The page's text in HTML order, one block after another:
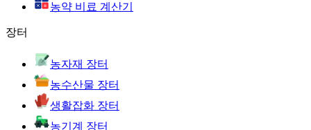
농약 비료 계산기
장터
농자재 장터
농수산물 장터
생활잡화 장터
농기계 장터